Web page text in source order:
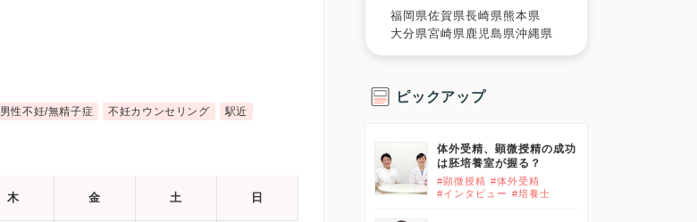
男性不妊/無精子症 不妊カウンセリング
駅近
木 金 土 日
福岡県佐賀県長崎県 熊本県
大分県宮崎県 鹿児島県沖縄県
ピックアップ
体外受精、顕微授精の成功
は胚培養室が握る？
#顕微授精 #体外受精
#インタビュー #培養士